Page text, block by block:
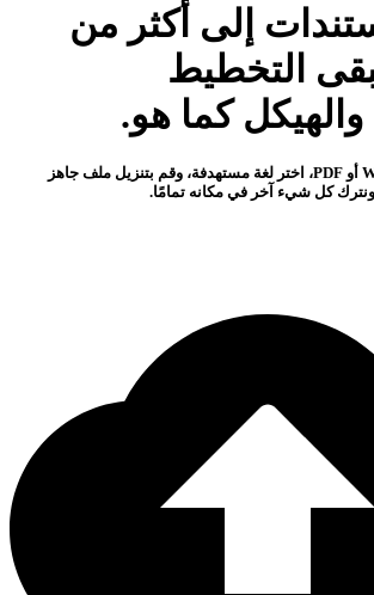
إلى أكثر من
يبقى التخطيط
كما هو.
أسقط ملف PPT أو Word أو PDF، اختر لغة مستهدفة، وقم بتنزيل ملف جاهز
كل شيء آخر في مكانه تمامًا.